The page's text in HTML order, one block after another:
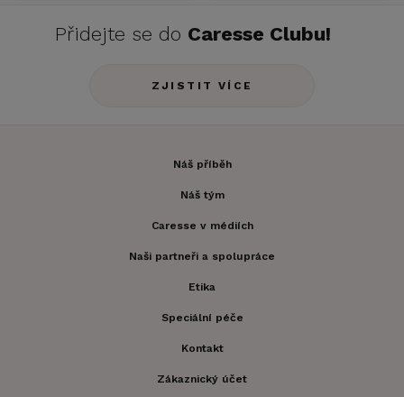
Přidejte se do Caresse Clubu!
ZJISTIT VÍCE
Náš příběh
Náš tým
Caresse v médiích
Naši partneři a spolupráce
Etika
Speciální péče
Kontakt
Zákaznický účet